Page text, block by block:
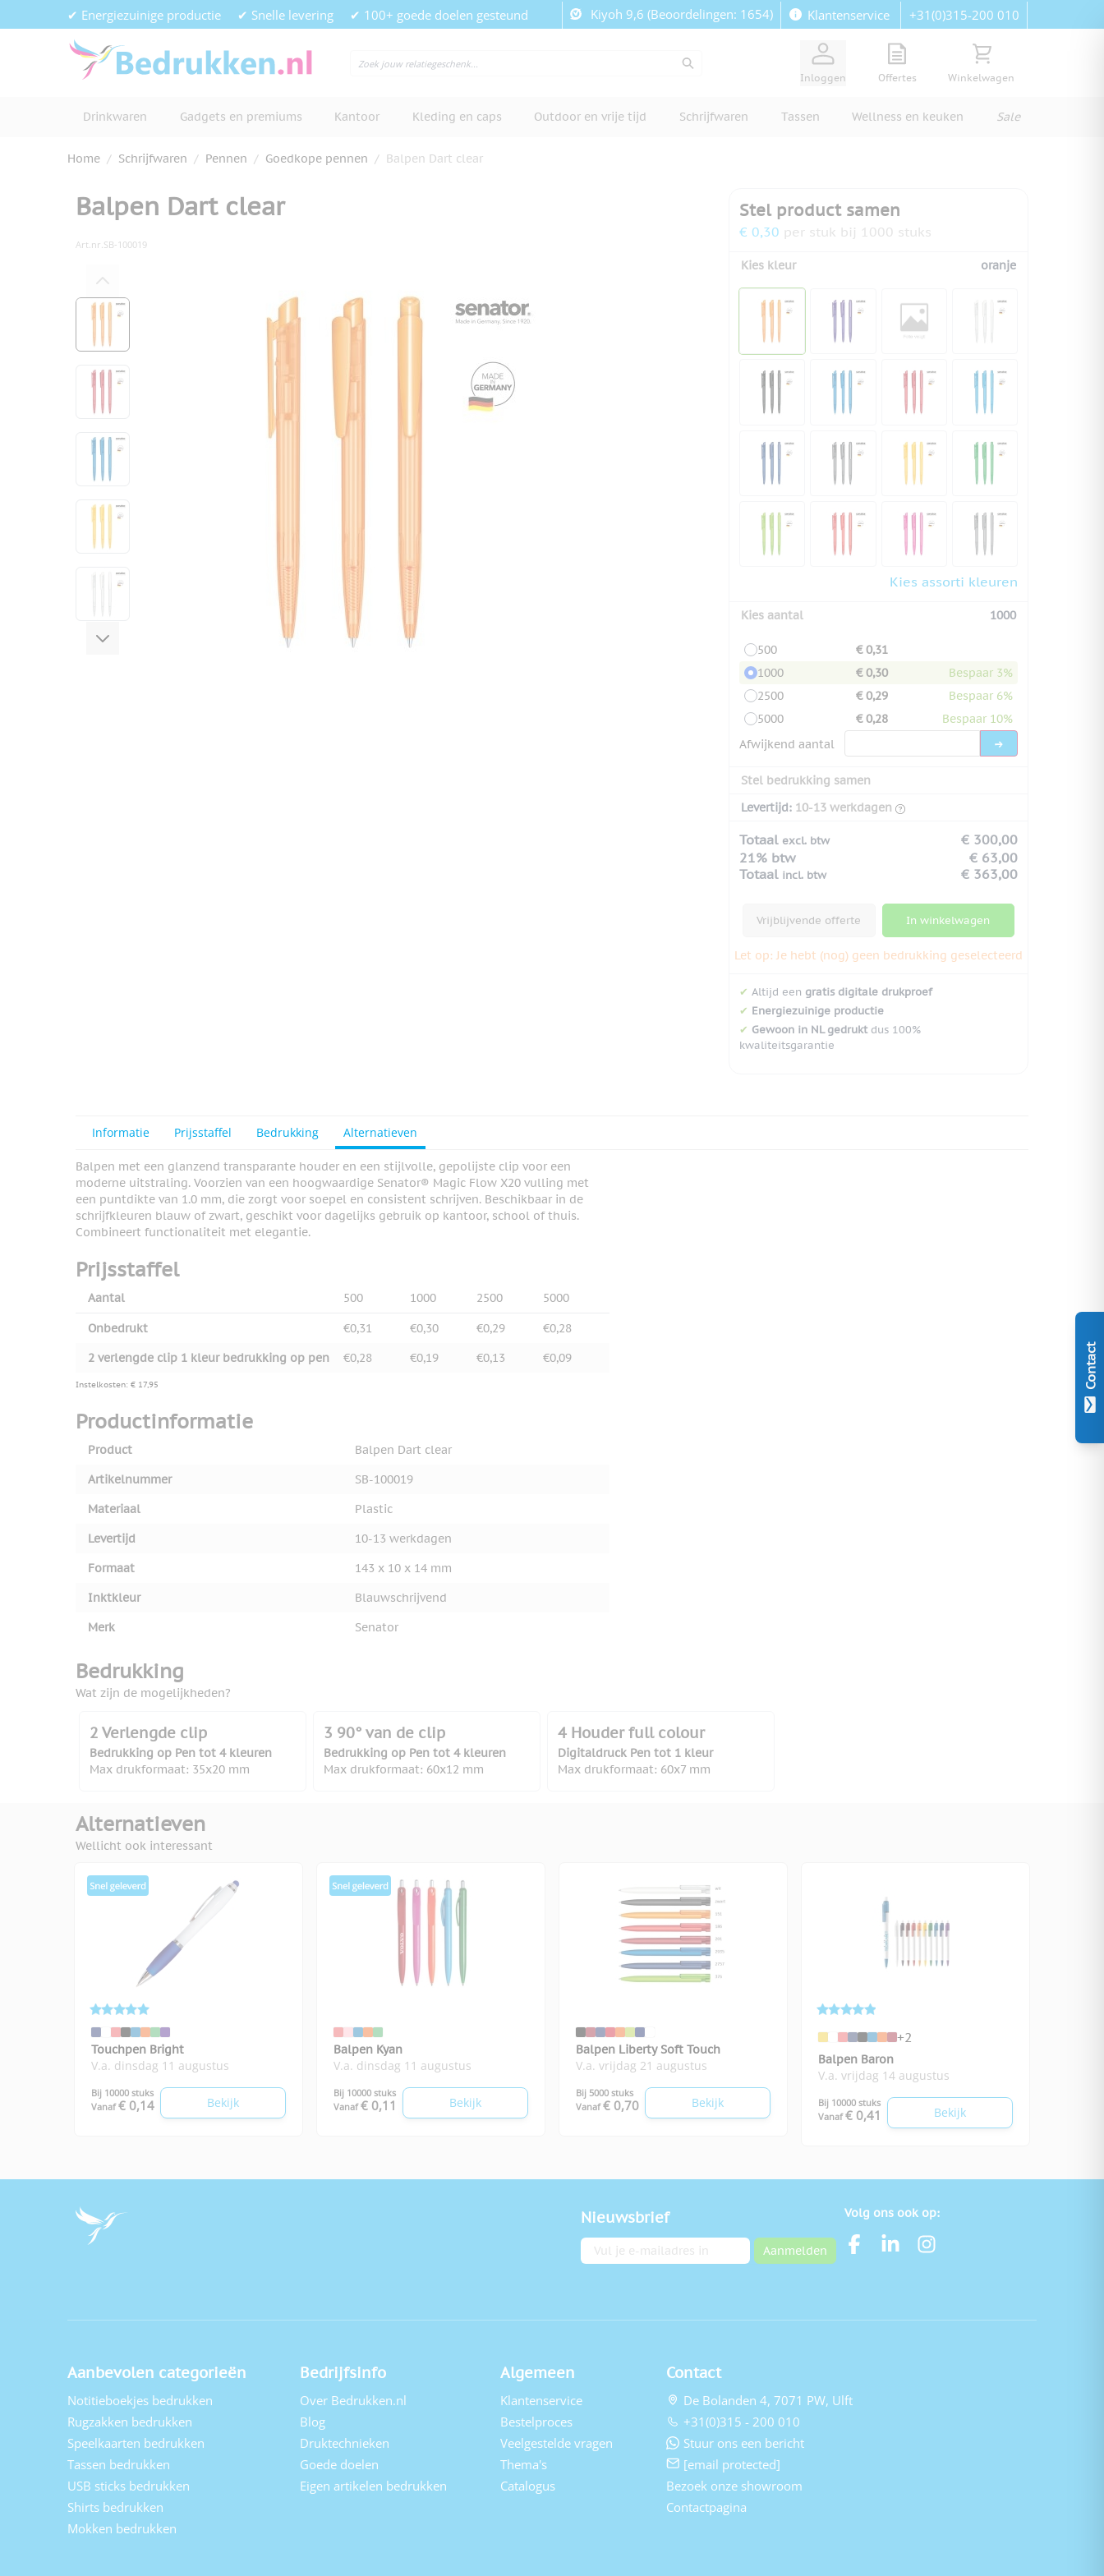
Contact
Ga naar de inhoud✔ Energiezuinige productie ✔ Snelle levering ✔ 100+ goede doelen gesteund Kiyoh 9,6 (Beoordelingen: 1654) Klantenservice +31(0)315-200 010
Inloggen
View quote, Quote is empty
Offertes
Bekijk winkelwagen,
Winkelwagen
Drinkwaren Gadgets en premiums Kantoor Kleding en caps Outdoor en vrije tijd Schrijfwaren Tassen Wellness en keuken Sale
Home / Schrijfwaren / Pennen / Goedkope pennen / Balpen Dart clear
Balpen Dart clear
Art.nr.SB-100019
View larger image
View larger image
View larger image
View larger image
View larger image
View larger image
View larger image
Stel product samen
€ 0,30 per stuk bij 1000 stuks
Kies kleur oranje
Kies assorti kleuren
Kies aantal 1000
500
€ 0,31
1000
€ 0,30
Bespaar 3%
2500
€ 0,29
Bespaar 6%
5000
€ 0,28
Bespaar 10%
Afwijkend aantal
Stel bedrukking samen
Levertijd: 10-13 werkdagen
Totaal excl. btw
€ 300,00
21% btw
€ 63,00
Totaal incl. btw € 363,00
Vrijblijvende offerte In winkelwagen
Let op: Je hebt (nog) geen bedrukking geselecteerd
✔ Altijd een gratis digitale drukproef
✔ Energiezuinige productie
✔ Gewoon in NL gedruktdus 100%
kwaliteitsgarantie
Informatie Prijsstaffel Bedrukking Alternatieven
Balpen met een glanzend transparante houder en een stijlvolle, gepolijste clip voor een
moderne uitstraling. Voorzien van een hoogwaardige Senator® Magic Flow X20 vulling met
een puntdikte van 1.0 mm, die zorgt voor soepel en consistent schrijven. Beschikbaar in de
schrijfkleuren blauw of zwart, geschikt voor dagelijks gebruik op kantoor, school of thuis.
Combineert functionaliteit met elegantie.
Prijsstaffel
Aantal 500 1000 2500 5000
Onbedrukt €0,31 €0,30 €0,29
€0,28
2 verlengde clip 1 kleur bedrukking op pen
€0,28 €0,19 €0,13 €0,09
Instelkosten: € 17,95
Productinformatie
Product
Balpen Dart clear
Artikelnummer
SB-100019
Materiaal
Plastic
Levertijd
10-13 werkdagen
Formaat
143 x 10 x 14 mm
Inktkleur
Blauwschrijvend
Merk
Senator
Bedrukking
Wat zijn de mogelijkheden?
2 Verlengde clip
Bedrukking op Pen tot 4 kleuren
Max drukformaat: 35x20 mm
3 90° van de clip
Bedrukking op Pen tot 4 kleuren
Max drukformaat: 60x12 mm
4 Houder full colour
Digitaldruck Pen tot 1 kleur
Max drukformaat: 60x7 mm
Alternatieven
Wellicht ook interessant
Touchpen Bright
V.a. dinsdag 11 augustus
Bij 10000 stuks
Vanaf € 0,14 Bekijk
Balpen Kyan
V.a. dinsdag 11 augustus
Bij 10000 stuks
Vanaf € 0,11 Bekijk
Balpen Liberty Soft Touch
V.a. vrijdag 21 augustus
Bij 5000 stuks
Vanaf € 0,70 Bekijk
+2
Balpen Baron
V.a. vrijdag 14 augustus
Bij 10000 stuks
Vanaf € 0,41 Bekijk
Nieuwsbrief
E-mailadres Aanmelden
Volg ons ook op:
Aanbevolen categorieën
Notitieboekjes bedrukken
Rugzakken bedrukken
Speelkaarten bedrukken
Tassen bedrukken
USB sticks bedrukken
Shirts bedrukken
Mokken bedrukken
Bedrijfsinfo
Over Bedrukken.nl
Blog
Druktechnieken
Goede doelen
Eigen artikelen bedrukken
Algemeen
Klantenservice
Bestelproces
Veelgestelde vragen
Thema's
Catalogus
Contact
De Bolanden 4, 7071 PW, Ulft
+31(0)315 - 200 010
Stuur ons een bericht
[email protected]
Bezoek onze showroom
Contactpagina